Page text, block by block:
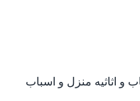
و اثاثیه منزل و اسباب